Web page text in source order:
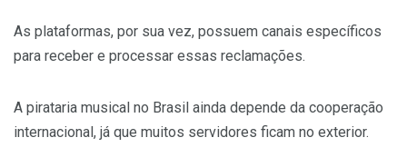
As plataformas, por sua vez, possuem canais específicos
para receber e processar essas reclamações.
A pirataria musical no Brasil ainda depende da cooperação
internacional, já que muitos servidores ficam no exterior.